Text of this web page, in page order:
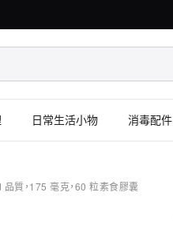
日常生活小物 消毒配件
質，175 毫克，60 粒素食膠囊